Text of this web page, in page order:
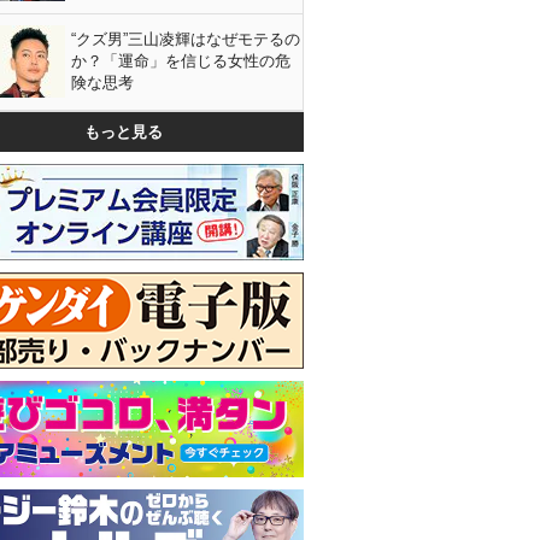
“クズ男”三山凌輝はなぜモテるの
か？「運命」を信じる女性の危
険な思考
もっと見る